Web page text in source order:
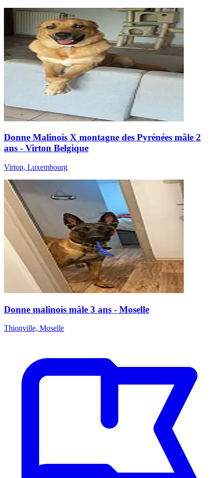
Donne Malinois X montagne des Pyrénées mâle 2
ans - Virton Belgique
Virton, Luxembourg
Donne malinois mâle 3 ans - Moselle
Thionville, Moselle